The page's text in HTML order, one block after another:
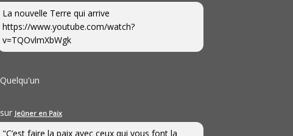
La nouvelle Terre qui arrive
https://www.youtube.com/watch?
v=TQOvlmXbWgk
Quelqu'un
sur Jeûner en Paix
"C’est faire la paix avec ceux qui vous font la